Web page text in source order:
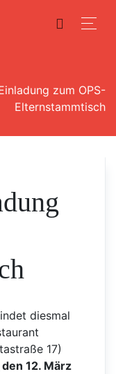
zum OPS-
Elternstammtisch
diesmal
17)
12. März